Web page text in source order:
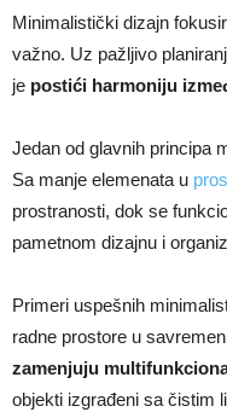
Minimalistički dizajn
važno. Uz pažljivo
je postići harmoniju
Jedan od glavnih principa
Sa manje elemenata u
prostranosti, dok se
pametnom dizajnu i
Primeri uspešnih
radne prostore u
zamenjuju
objekti izgrađeni sa čistim